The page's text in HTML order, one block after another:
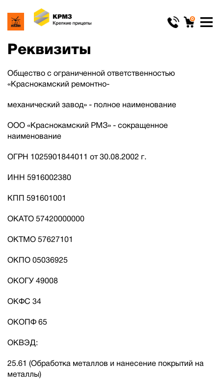
0
Реквизиты
Общество с ограниченной ответственностью
«Краснокамский ремонтно-
механический завод» - полное наименование
ООО «Краснокамский РМЗ» - сокращенное
наименование
ОГРН 1025901844011 от 30.08.2002 г.
ИНН 5916002380
КПП 591601001
ОКАТО 57420000000
ОКТМО 57627101
ОКПО 05036925
ОКОГУ 49008
ОКФС 34
ОКОПФ 65
ОКВЭД:
25.61 (Обработка металлов и нанесение покрытий на
металлы)